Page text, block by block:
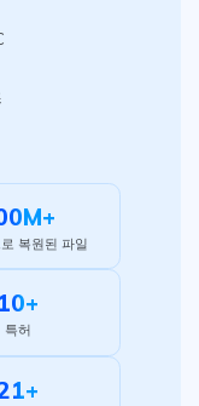
M+
복원된 파일
10+
특허
+